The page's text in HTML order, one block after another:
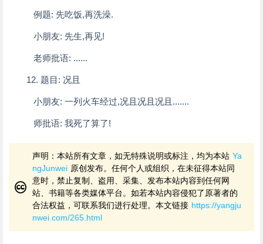
例题: 先吃饭,再洗澡.
小朋友: 先生,再见!
老师批语: ......
12. 题目: 况且
小朋友: 一列火车经过,况且况且况且.......
师批语: 我死了算了!
声明：本站所有文章，如无特殊说明或标注，均为本站 Ya
ngJunwei 原创发布。任何个人或组织，在未征得本站同
意时，禁止复制、盗用、采集、发布本站内容到任何网
站、书籍等各类媒体平台。如若本站内容侵犯了原著者的
合法权益，可联系我们进行处理。本文链接 https://yangju
nwei.com/265.html